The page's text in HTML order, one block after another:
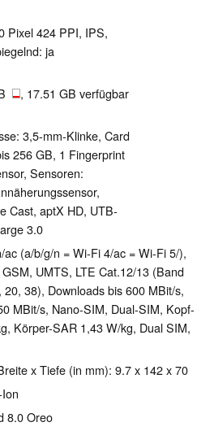
Pixel 424 PPI, IPS,
ja
, 17.51 GB verfügbar
3,5-mm-Klinke, Card
256 GB, 1 Fingerprint
Sensoren:
Cast, aptX HD, UTB-
3.0
ac (a/b/g/n = Wi-Fi 4/ac = Wi-Fi 5/),
UMTS, LTE Cat.12/13 (Band
20, 38), Downloads bis 600 MBit/s,
MBit/s, Nano-SIM, Dual-SIM, Kopf-
Körper-SAR 1,43 W/kg, Dual SIM,
x Tiefe (in mm): 9.7 x 142 x 70
8.0 Oreo